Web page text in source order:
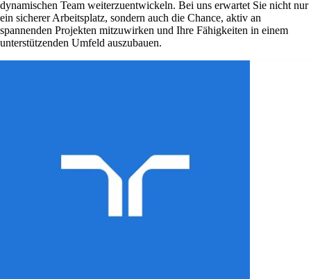
dynamischen Team weiterzuentwickeln. Bei uns erwartet Sie nicht nur
ein sicherer Arbeitsplatz, sondern auch die Chance, aktiv an
spannenden Projekten mitzuwirken und Ihre Fähigkeiten in einem
unterstützenden Umfeld auszubauen.